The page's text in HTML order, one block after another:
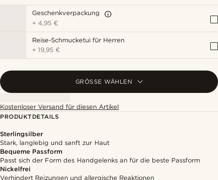
Geschenkverpackung
+4,95 €
Reise-Schmucketui für Herren
+19,95 €
GRÖSSE WÄHLEN
Kostenloser Versand für diesen Artikel
PRODUKTDETAILS
Sterlingsilber
Stark, langlebig und sanft zur Haut
Bequeme Passform
Passt sich der Form des Handgelenks an für die beste Passform
Nickelfrei
Verhindert Reizungen und allergische Reaktionen